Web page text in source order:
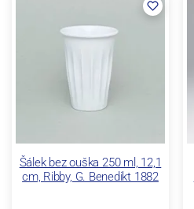
Šálek bez ouška 250 ml, 12,1
cm, Ribby, G. Benedikt 1882